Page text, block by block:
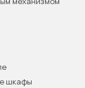
шкафы